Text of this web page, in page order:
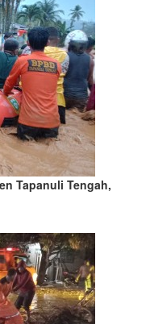
Tapanuli Tengah,